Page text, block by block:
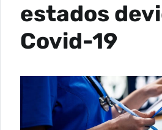
estados
Covid-19